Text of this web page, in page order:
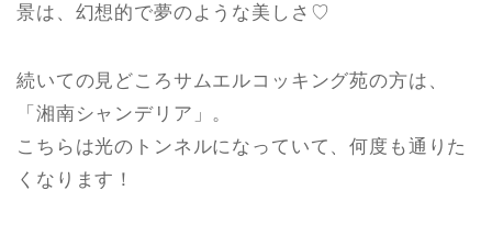
景は、幻想的で夢のような美しさ♡
続いての見どころサムエルコッキング苑の方は、
「湘南シャンデリア」。
こちらは光のトンネルになっていて、何度も通りた
くなります！